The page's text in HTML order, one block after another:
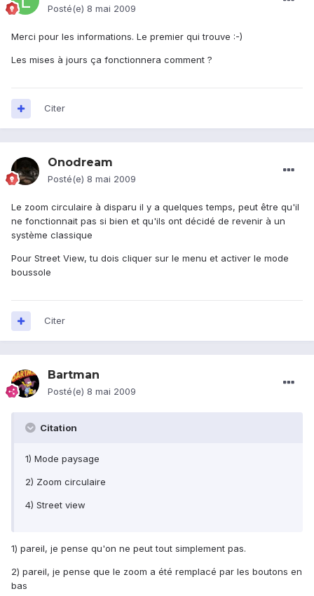
Posté(e) 8 mai 2009
Merci pour les informations. Le premier qui trouve :-)
Les mises à jours ça fonctionnera comment ?
Citer
Onodream
Posté(e) 8 mai 2009
Le zoom circulaire à disparu il y a quelques temps, peut être qu'il
ne fonctionnait pas si bien et qu'ils ont décidé de revenir à un
système classique
Pour Street View, tu dois cliquer sur le menu et activer le mode
boussole
Citer
Bartman
Posté(e) 8 mai 2009
Citation
1) Mode paysage
2) Zoom circulaire
4) Street view
1) pareil, je pense qu'on ne peut tout simplement pas.
2) pareil, je pense que le zoom a été remplacé par les boutons en
bas